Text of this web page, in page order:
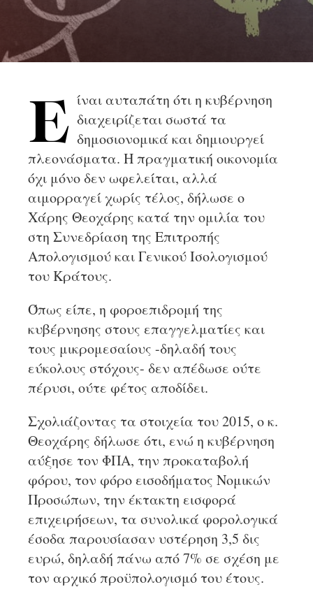
Ε ίναι αυταπάτη ότι η κυβέρνηση
διαχειρίζεται σωστά τα
δημοσιονομικά και δημιουργεί
πλεονάσματα. Η πραγματική οικονομία
όχι μόνο δεν ωφελείται, αλλά
αιμορραγεί χωρίς τέλος, δήλωσε ο
Χάρης Θεοχάρης κατά την ομιλία του
στη Συνεδρίαση της Επιτροπής
Απολογισμού και Γενικού Ισολογισμού
του Κράτους.
Όπως είπε, η φοροεπιδρομή της
κυβέρνησης στους επαγγελματίες και
τους μικρομεσαίους -δηλαδή τους
εύκολους στόχους- δεν απέδωσε ούτε
πέρυσι, ούτε φέτος αποδίδει.
Σχολιάζοντας τα στοιχεία του 2015, ο κ.
Θεοχάρης δήλωσε ότι, ενώ η κυβέρνηση
αύξησε τον ΦΠΑ, την προκαταβολή
φόρου, τον φόρο εισοδήματος Νομικών
Προσώπων, την έκτακτη εισφορά
επιχειρήσεων, τα συνολικά φορολογικά
έσοδα παρουσίασαν υστέρηση 3,5 δις
ευρώ, δηλαδή πάνω από 7% σε σχέση με
τον αρχικό προϋπολογισμό του έτους.